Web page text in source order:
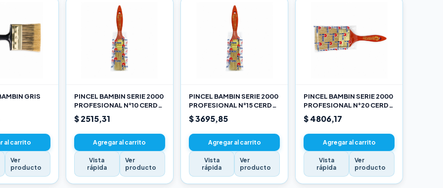
GRIS
al carrito
Ver
producto
PINCEL BAMBIN SERIE 2000
PROFESIONAL N°10 CERDA
CHINA BLANCA
$ 2515,31
Agregar al carrito
Vista
rápida
Ver
producto
PINCEL BAMBIN SERIE 2000
PROFESIONAL N°15 CERDA
CHINA BLANCA
$ 3695,85
Agregar al carrito
Vista
rápida
Ver
producto
PINCEL BAMBIN SERIE 2000
PROFESIONAL N°20 CERDA
CHINA BLANCA
$ 4806,17
Agregar al carrito
Vista
rápida
Ver
producto